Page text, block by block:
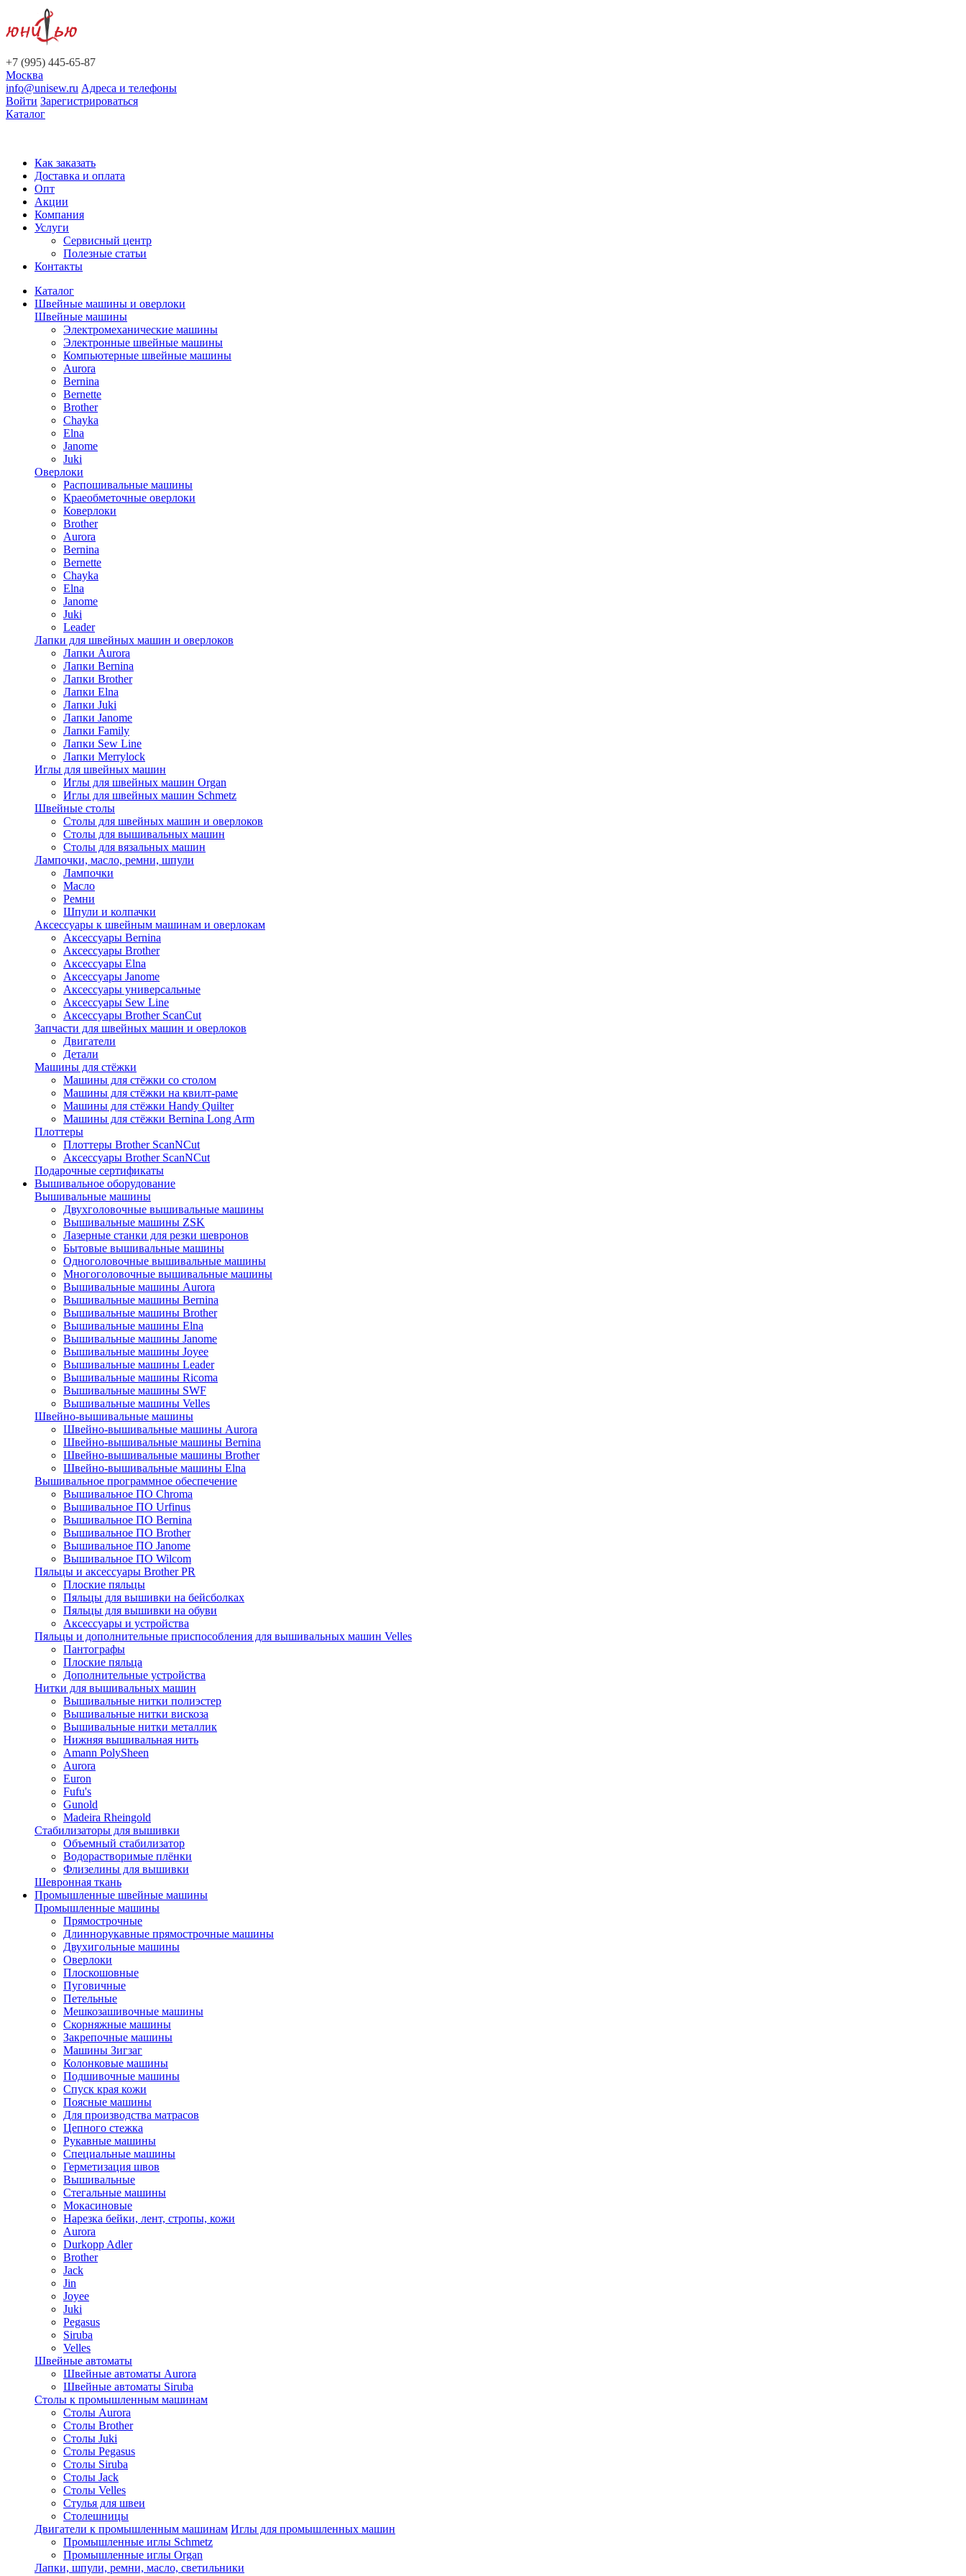
+7 (995) 445-65-87
Москва
info@unisew.ru Адреса и телефоны
Войти Зарегистрироваться
Каталог
Как заказать
Доставка и оплата
Опт
Акции
Компания
Услуги
Сервисный центр
Полезные статьи
Контакты
Каталог
Швейные машины и оверлоки
Швейные машины
Электромеханические машины
Электронные швейные машины
Компьютерные швейные машины
Aurora
Bernina
Bernette
Brother
Chayka
Elna
Janome
Juki
Оверлоки
Распошивальные машины
Краеобметочные оверлоки
Коверлоки
Brother
Aurora
Bernina
Bernette
Chayka
Elna
Janome
Juki
Leader
Лапки для швейных машин и оверлоков
Лапки Aurora
Лапки Bernina
Лапки Brother
Лапки Elna
Лапки Juki
Лапки Janome
Лапки Family
Лапки Sew Line
Лапки Merrylock
Иглы для швейных машин
Иглы для швейных машин Organ
Иглы для швейных машин Schmetz
Швейные столы
Столы для швейных машин и оверлоков
Столы для вышивальных машин
Столы для вязальных машин
Лампочки, масло, ремни, шпули
Лампочки
Масло
Ремни
Шпули и колпачки
Аксессуары к швейным машинам и оверлокам
Аксессуары Bernina
Аксессуары Brother
Аксессуары Elna
Аксессуары Janome
Аксессуары универсальные
Аксессуары Sew Line
Аксессуары Brother ScanCut
Запчасти для швейных машин и оверлоков
Двигатели
Детали
Машины для стёжки
Машины для стёжки со столом
Машины для стёжки на квилт-раме
Машины для стёжки Handy Quilter
Машины для стёжки Bernina Long Arm
Плоттеры
Плоттеры Brother ScanNCut
Аксессуары Brother ScanNCut
Подарочные сертификаты
Вышивальное оборудование
Вышивальные машины
Двухголовочные вышивальные машины
Вышивальные машины ZSK
Лазерные станки для резки шевронов
Бытовые вышивальные машины
Одноголовочные вышивальные машины
Многоголовочные вышивальные машины
Вышивальные машины Aurora
Вышивальные машины Bernina
Вышивальные машины Brother
Вышивальные машины Elna
Вышивальные машины Janome
Вышивальные машины Joyee
Вышивальные машины Leader
Вышивальные машины Ricoma
Вышивальные машины SWF
Вышивальные машины Velles
Швейно-вышивальные машины
Швейно-вышивальные машины Aurora
Швейно-вышивальные машины Bernina
Швейно-вышивальные машины Brother
Швейно-вышивальные машины Elna
Вышивальное программное обеспечение
Вышивальное ПО Chroma
Вышивальное ПО Urfinus
Вышивальное ПО Bernina
Вышивальное ПО Brother
Вышивальное ПО Janome
Вышивальное ПО Wilcom
Пяльцы и аксессуары Brother PR
Плоские пяльцы
Пяльцы для вышивки на бейсболках
Пяльцы для вышивки на обуви
Аксессуары и устройства
Пяльцы и дополнительные приспособления для вышивальных машин Velles
Пантографы
Плоские пяльца
Дополнительные устройства
Нитки для вышивальных машин
Вышивальные нитки полиэстер
Вышивальные нитки вискоза
Вышивальные нитки металлик
Нижняя вышивальная нить
Amann PolySheen
Aurora
Euron
Fufu's
Gunold
Madeira Rheingold
Стабилизаторы для вышивки
Объемный стабилизатор
Водорастворимые плёнки
Флизелины для вышивки
Шевронная ткань
Промышленные швейные машины
Промышленные машины
Прямострочные
Длиннорукавные прямострочные машины
Двухигольные машины
Оверлоки
Плоскошовные
Пуговичные
Петельные
Мешкозашивочные машины
Скорняжные машины
Закрепочные машины
Машины Зигзаг
Колонковые машины
Подшивочные машины
Спуск края кожи
Поясные машины
Для производства матрасов
Цепного стежка
Рукавные машины
Специальные машины
Герметизация швов
Вышивальные
Стегальные машины
Мокасиновые
Нарезка бейки, лент, стропы, кожи
Aurora
Durkopp Adler
Brother
Jack
Jin
Joyee
Juki
Pegasus
Siruba
Velles
Швейные автоматы
Швейные автоматы Aurora
Швейные автоматы Siruba
Столы к промышленным машинам
Столы Aurora
Столы Brother
Столы Juki
Столы Pegasus
Столы Siruba
Столы Jack
Столы Velles
Стулья для швеи
Столешницы
Двигатели к промышленным машинам Иглы для промышленных машин
Промышленные иглы Schmetz
Промышленные иглы Organ
Лапки, шпули, ремни, масло, светильники